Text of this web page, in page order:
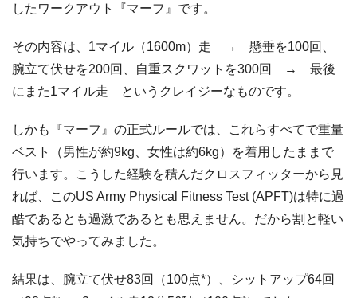
したワークアウト『マーフ』です。
その内容は、1マイル（1600m）走 → 懸垂を100回、
腕立て伏せを200回、自重スクワットを300回 → 最後
にまた1マイル走 というクレイジーなものです。
しかも『マーフ』の正式ルールでは、これらすべてで重量
ベスト（男性が約9kg、女性は約6kg）を着用したままで
行います。こうした経験を積んだクロスフィッターから見
れば、このUS Army Physical Fitness Test (APFT)は特に過
酷であるとも過激であるとも思えません。だから割と軽い
気持ちでやってみました。
結果は、腕立て伏せ83回（100点*）、シットアップ64回